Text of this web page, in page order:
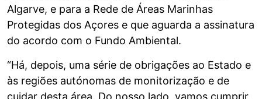
Algarve, e para a Rede de Áreas Marinhas
Protegidas dos Açores e que aguarda a assinatura
do acordo com o Fundo Ambiental.
“Há, depois, uma série de obrigações ao Estado e
às regiões autónomas de monitorização e de
cuidar desta área. Do nosso lado, vamos cumprir